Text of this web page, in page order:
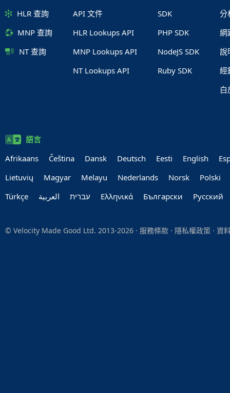
HLR 查詢
MNP 查詢
NT 查詢
API 文件
HLR Lookups API
MNP Lookups API
NT Lookups API
SDK
PHP SDK
NodeJS SDK
Ruby SDK
分
網
說
經
白
語言
Afrikaans
Čeština Dansk Deutsch Eesti English
Lietuvių
Magyar Melayu Nederlands Norsk
Polski
Türkçe
العربية‏ עברית‏ Ελληνικά Български Руccкий
© Velocity Made Good Ltd. 2013-2026 · 服務條款 · 隱私權政策 · 資